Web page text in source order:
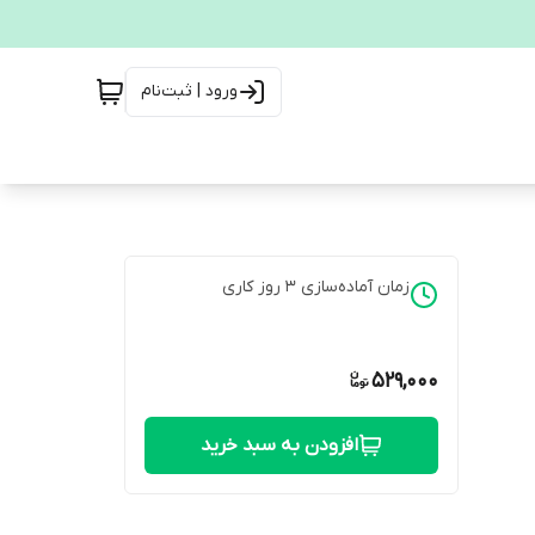
ورود | ثبت‌نام
زمان آماده‌سازی 3 روز کاری
529,000
افزودن به سبد خرید